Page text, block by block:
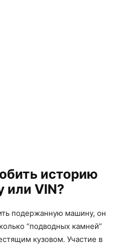
историю
или VIN?
подержанную машину, он
“подводных камней”
кузовом. Участие в